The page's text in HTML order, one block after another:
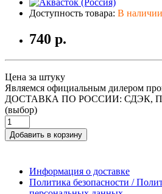
Доступность товара: В наличии
740 р.
Цена за штуку
Являемся официальным дилером
ДОСТАВКА ПО РОССИИ: СДЭК,
(выбор)
Добавить в корзину
Информация о доставке
Политика безопасности /